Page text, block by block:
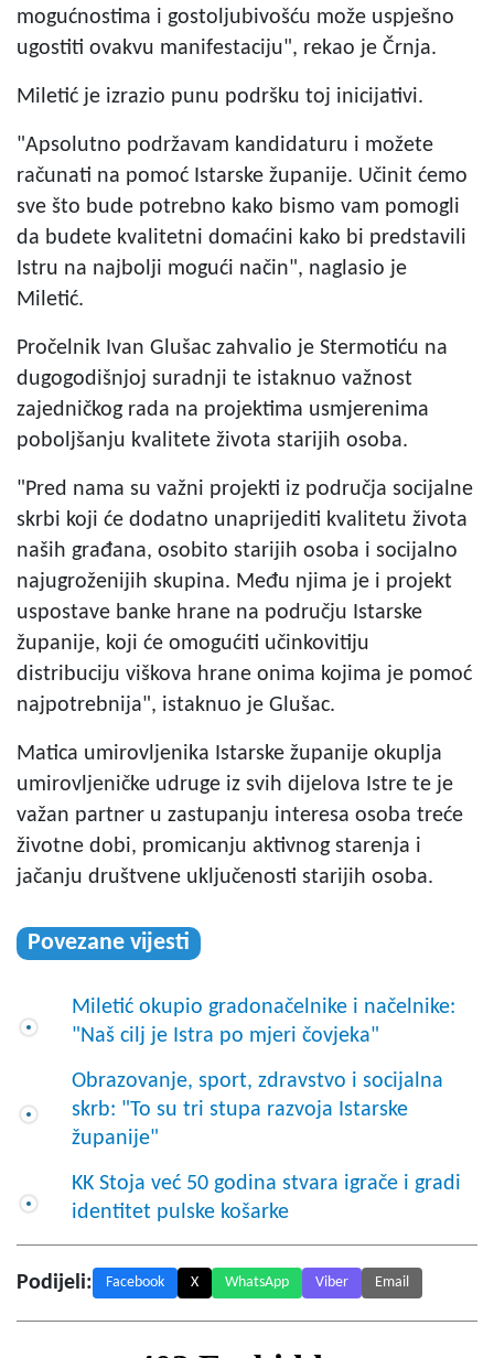
mogućnostima i gostoljubivošću može uspješno
ugostiti ovakvu manifestaciju", rekao je Črnja.
Miletić je izrazio punu podršku toj inicijativi.
"Apsolutno podržavam kandidaturu i možete
računati na pomoć Istarske županije. Učinit ćemo
sve što bude potrebno kako bismo vam pomogli
da budete kvalitetni domaćini kako bi predstavili
Istru na najbolji mogući način", naglasio je
Miletić.
Pročelnik Ivan Glušac zahvalio je Stermotiću na
dugogodišnjoj suradnji te istaknuo važnost
zajedničkog rada na projektima usmjerenima
poboljšanju kvalitete života starijih osoba.
"Pred nama su važni projekti iz područja socijalne
skrbi koji će dodatno unaprijediti kvalitetu života
naših građana, osobito starijih osoba i socijalno
najugroženijih skupina. Među njima je i projekt
uspostave banke hrane na području Istarske
županije, koji će omogućiti učinkovitiju
distribuciju viškova hrane onima kojima je pomoć
najpotrebnija", istaknuo je Glušac.
Matica umirovljenika Istarske županije okuplja
umirovljeničke udruge iz svih dijelova Istre te je
važan partner u zastupanju interesa osoba treće
životne dobi, promicanju aktivnog starenja i
jačanju društvene uključenosti starijih osoba.
Povezane vijesti
Miletić okupio gradonačelnike i načelnike:
"Naš cilj je Istra po mjeri čovjeka"
Obrazovanje, sport, zdravstvo i socijalna
skrb: "To su tri stupa razvoja Istarske
županije"
KK Stoja već 50 godina stvara igrače i gradi
identitet pulske košarke
Podijeli: Facebook X WhatsApp Viber Email